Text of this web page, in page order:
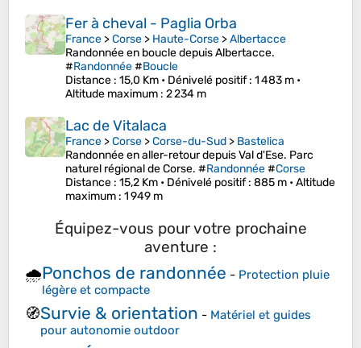
Fer à cheval - Paglia Orba
France >Corse > Haute-Corse >Albertacce
Randonnée en boucle depuis Albertacce.
#Randonnée#Boucle
Distance : 15,0 Km • Dénivelé positif: 1 483 m •
Altitude maximum : 2 234 m
Lac de Vitalaca
France >Corse >Corse-du-Sud > Bastelica
Randonnée en aller-retour depuis Val d'Ese. Parc
naturel régional de Corse. #Randonnée#Corse
Distance : 15,2 Km • Dénivelé positif: 885 m •Altitude
maximum : 1 949 m
Équipez-vous pour votre prochaine
aventure :
🌧️Ponchos de randonnée - Protection pluie
légère et compacte
🧭Survie & orientation - Matériel et guides
pour autonomie outdoor